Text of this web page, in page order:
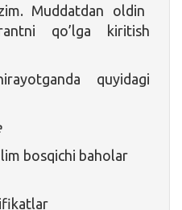
Muddatdan oldin
qo’lga kiritish
quyidagi
bosqichi baholar